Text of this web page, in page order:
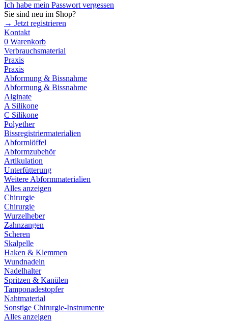
Ich habe mein Passwort vergessen
Sie sind neu im Shop?
→ Jetzt registrieren
Kontakt
0 Warenkorb
Verbrauchsmaterial
Praxis
Praxis
Abformung & Bissnahme
Abformung & Bissnahme
Alginate
A Silikone
C Silikone
Polyether
Bissregistriermaterialien
Abformlöffel
Abformzubehör
Artikulation
Unterfütterung
Weitere Abformmaterialien
Alles anzeigen
Chirurgie
Chirurgie
Wurzelheber
Zahnzangen
Scheren
Skalpelle
Haken & Klemmen
Wundnadeln
Nadelhalter
Spritzen & Kanülen
Tamponadestopfer
Nahtmaterial
Sonstige Chirurgie-Instrumente
Alles anzeigen